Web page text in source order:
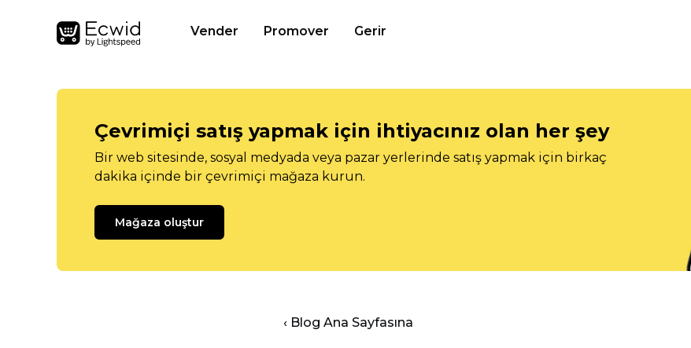
Vender Promover Gerir
Çevrimiçi satış yapmak için ihtiyacınız olan her şey
Bir web sitesinde, sosyal medyada veya pazar yerlerinde satış yapmak için birkaç
dakika içinde bir çevrimiçi mağaza kurun.
Mağaza oluştur
‹ Blog Ana Sayfasına